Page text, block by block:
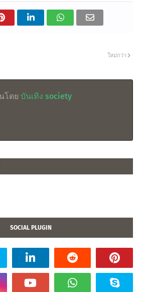
ใหม่กว่า
โดย บันเทิง society
SOCIAL PLUGIN